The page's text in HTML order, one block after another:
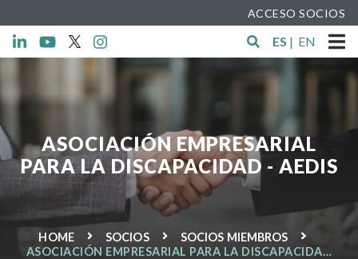
ACCESO SOCIOS
ES | EN
ASOCIACIÓN EMPRESARIAL
PARA LA DISCAPACIDAD - AEDIS
HOME SOCIOS
SOCIOS MIEMBROS
ASOCIACIÓN EMPRESARIAL PARA LA DISCAPACIDAD